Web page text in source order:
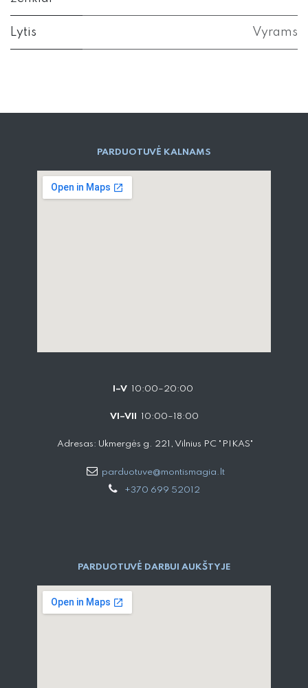
Lytis Vyrams
PARD​UOTUVĖ​ KALNAMS
I–V 10:00–20:00
VI–VII 10:00–18:00
Adresas: Ukmergės g. 221, Vilnius PC "PIKAS"
parduotuve@montismagia.lt
+370 699 52012
PARDUOTUVĖ DARBUI AUKŠTYJE